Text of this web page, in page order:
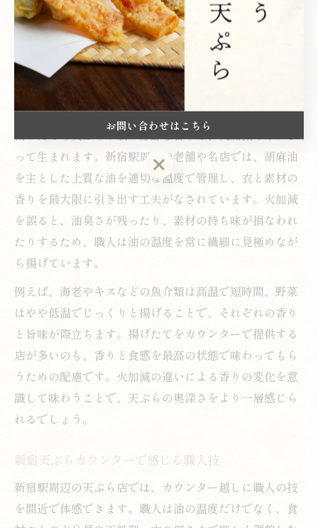
歩近づくことができるでしょう。
絶妙な火加減で味わう天ぷらの粋
揚げたて天ぷらの香りと火加減の関係
揚げたての天ぷらが放つ芳醇な香りは、火加減の妙によ
って生まれます。新宿駅周辺の老舗や名店では、胡麻油
を主とした上質な油を適切な温度で管理し、衣と素材の
香りを最大限に引き出す工夫がなされています。火加減
を誤ると、油臭さが残ったり、素材の持ち味が損なわれ
たりするため、職人は油の温度を常に繊細に見極めなが
ら揚げています。
例えば、海老やキスなどの魚介類は高温で短時間、野菜
はやや低温でじっくりと揚げることで、それぞれの香り
と旨味が際立ちます。揚げたてをカウンターで提供する
店が多いのも、香りと食感を最高の状態で味わってもら
うための配慮です。火加減の違いによる香りの変化を意
識して味わうことで、天ぷらの奥深さをより一層感じら
れるでしょう。
新宿天ぷらカウンターで感じる職人技
新宿駅周辺の天ぷら店では、カウンター越しに職人の技
を間近で体感できます。職人は油の温度だけでなく、食
お問い合わせはこちら
お問い合わせはこちら